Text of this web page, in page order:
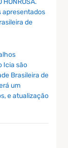
apresentados
de
Icia são
Brasileira de
um
e atualização